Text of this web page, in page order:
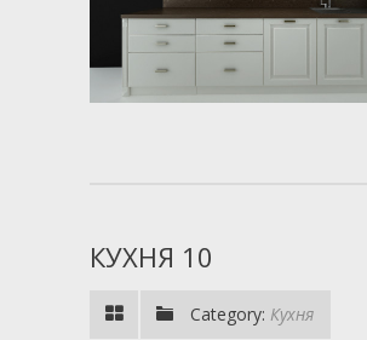
КУХНЯ 10
Category: Кухня